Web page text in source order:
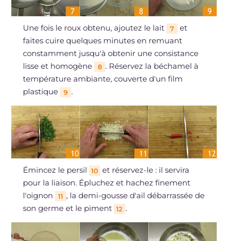
Une fois le roux obtenu, ajoutez le lait 7
et
faites cuire quelques minutes en remuant
constamment jusqu'à obtenir une consistance
lisse et homogène
8 . Réservez la béchamel à
température ambiante, couverte d'un film
plastique
9 .
Émincez le persil 10 et réservez-le : il servira
pour la liaison. Épluchez et hachez finement
l'oignon
11 , la demi-gousse d'ail débarrassée de
son germe et le piment 12 .